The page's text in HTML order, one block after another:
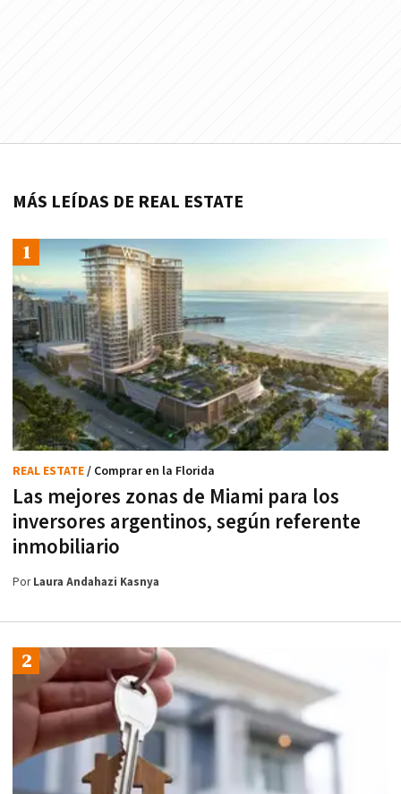
MÁS LEÍDAS DE REAL ESTATE
Las mejores zonas de Miami para los
inversores argentinos, según referente
inmobiliario
REAL ESTATE/ Comprar en la Florida
PorLaura Andahazi Kasnya